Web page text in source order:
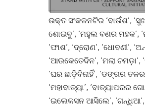
ଉକ୍ତ ସଂକଳନଟିର ‘ବାଉଁଶ’,
ଶୋଇବୁ’, ‘ମହୁଲ ବଣର ମହକ’,
‘ଫାଶ’, ‘ଦ୍ରୋଣ’, ‘ଧୋବଣୀ’,
‘ଆଉକେତେଦିନ’, ‘ମଲା ଚମଡ଼ା’,
‘ଘର ଛାଡ଼ିବିନାହିଁ’, ‘ଡଙ୍ଗର
‘ମହାବାତ୍ୟା’, ‘ବାତ୍ୟାପରର
‘ଇଲେକସନ ଆସିଲେ’, ‘ଗନ୍ଧିଆ’,